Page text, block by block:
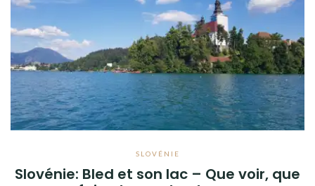
SLOVÉNIE
Slovénie: Bled et son lac – Que voir, que